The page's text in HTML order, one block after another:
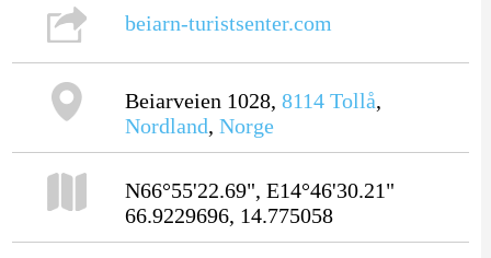
beiarn-turistsenter.com
Beiarveien 1028, 8114 Tollå,
Nordland, Norge
N66°55'22.69", E14°46'30.21"
66.9229696, 14.775058